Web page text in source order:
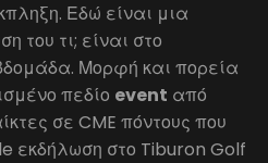
Εδώ είναι μια
του τι; είναι στο
Μορφή και πορεία
πεδίο event από
σε CME πόντους που
εκδήλωση στο Tiburon Golf